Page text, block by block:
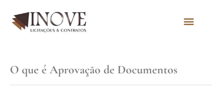
O que é Aprovação de Documentos